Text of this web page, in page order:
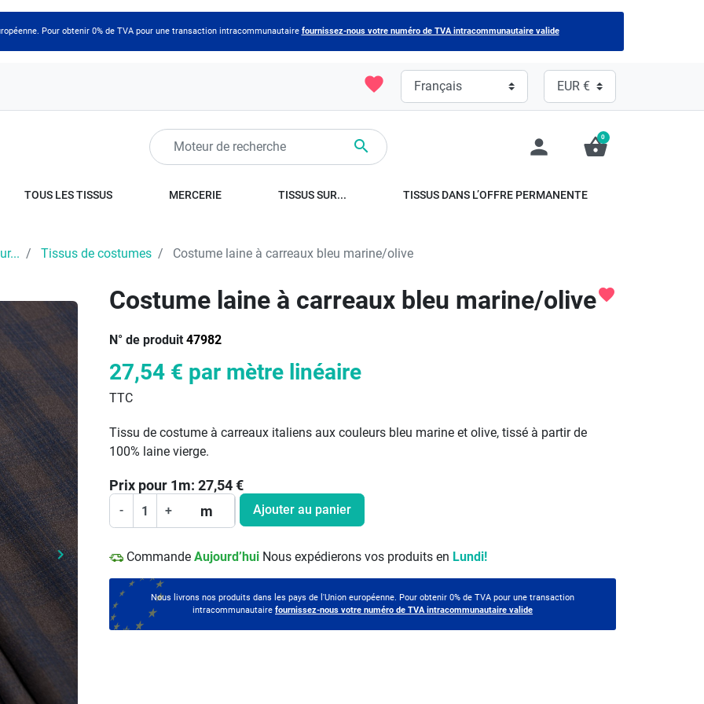
Pour obtenir 0% de TVA pour une transaction intracommunautaire fournissez-nous votre numéro de TVA intracommunautaire valide
favorite
 person shopping_basket
0
TOUS LES TISSUS MERCERIE TISSUS SUR... TISSUS DANS L’OFFRE PERMANENTE
Tissus de costumes Costume laine à carreaux bleu marine/olive
Prochain
keyboard_arrow_right
Costume laine à carreaux bleu marine/olive
N° de produit 47982
favorite
27,54 € par mètre linéaire
TTC
Tissu de costume à carreaux italiens aux couleurs bleu marine et olive, tissé à partir de
100% laine vierge.
Prix pour 1m: 27,54€
- + m Ajouter au panier
Commande Aujourd’hui Nous expédierons vos produits en Lundi!
Nous livrons nos produits dans les pays de l'Union européenne. Pour obtenir 0% de TVA pour une transaction
intracommunautaire fournissez-nous votre numéro de TVA intracommunautaire valide